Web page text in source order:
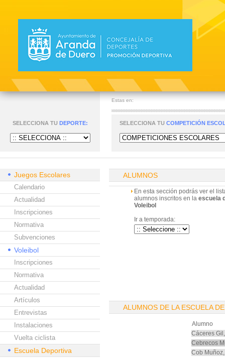
Estas en:
SELECCIONA TU DEPORTE: SELECCIONA TU COMPETICIÓN
Juegos Escolares
Calendario
Actualidad
Inscripciones
Normativa
Subvenciones
Voleibol
Inscripciones
Normativa
Actualidad
Artículos
Entrevistas
Instalaciones
Vuelta ciclista
Escuela Deportiva
ALUMNOS
En esta sección podrás ver el
alumnos inscritos en la escuela
Voleibol
Ir a temporada:
ALUMNOS DE LA ESCUELA
Alumno
Cáceres
Cebrecos
Cob